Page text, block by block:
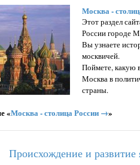
Москва -
Этот раздел
России городе
Вы узнаете
москвичей.
Поймете, какую
Москва в
страны.
«Москва - столица России →»
Происхождение и развитие